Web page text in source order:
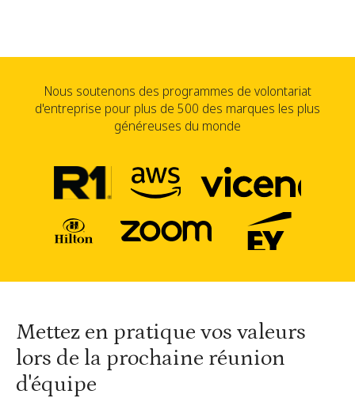
Nous soutenons des programmes de volontariat
d'entreprise pour plus de 500 des marques les plus
généreuses du monde
Mettez en pratique vos valeurs
lors de la prochaine réunion
d'équipe